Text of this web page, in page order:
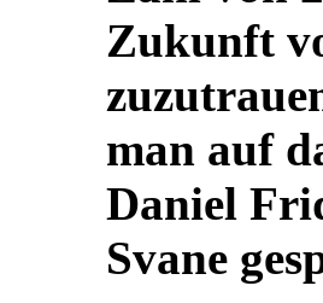
Zukunft
man auf
Daniel
Svane